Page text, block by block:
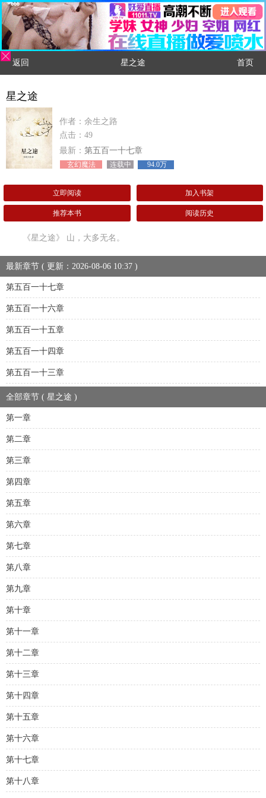
返回 星之途 首页
星之途
作者：余生之路
点击：49
最新： 第五百一十七章
玄幻魔法 连载中 94.0万
立即阅读 加入书架
推荐本书 阅读历史
《星之途》 山，大多无名。
最新章节 ( 更新：2026-08-06 10:37 )
第五百一十七章
第五百一十六章
第五百一十五章
第五百一十四章
第五百一十三章
全部章节 ( 星之途 )
第一章
第二章
第三章
第四章
第五章
第六章
第七章
第八章
第九章
第十章
第十一章
第十二章
第十三章
第十四章
第十五章
第十六章
第十七章
第十八章